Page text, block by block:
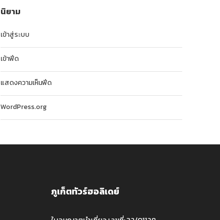
นิยาม
เข้าสู่ระบบ
เข้าฟีด
แสดงความเห็นฟีด
WordPress.org
ภูเก็ตทัวร์ฮอลิเดย์